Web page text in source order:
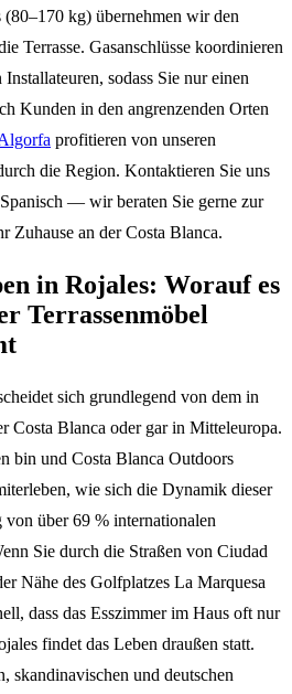
kg) übernehmen wir den
Terrasse. Gasanschlüsse koordinieren
sodass Sie nur einen
Kunden in den angrenzenden Orten
profitieren von unseren
die Region. Kontaktieren Sie uns
— wir beraten Sie gerne zur
Zuhause an der Costa Blanca.
in Rojales: Worauf es
Terrassenmöbel
sich grundlegend von dem in
Costa Blanca oder gar in Mitteleuropa.
bin und Costa Blanca Outdoors
wie sich die Dynamik dieser
über 69 % internationalen
Sie durch die Straßen von Ciudad
Nähe des Golfplatzes La Marquesa
dass das Esszimmer im Haus oft nur
findet das Leben draußen statt.
skandinavischen und deutschen